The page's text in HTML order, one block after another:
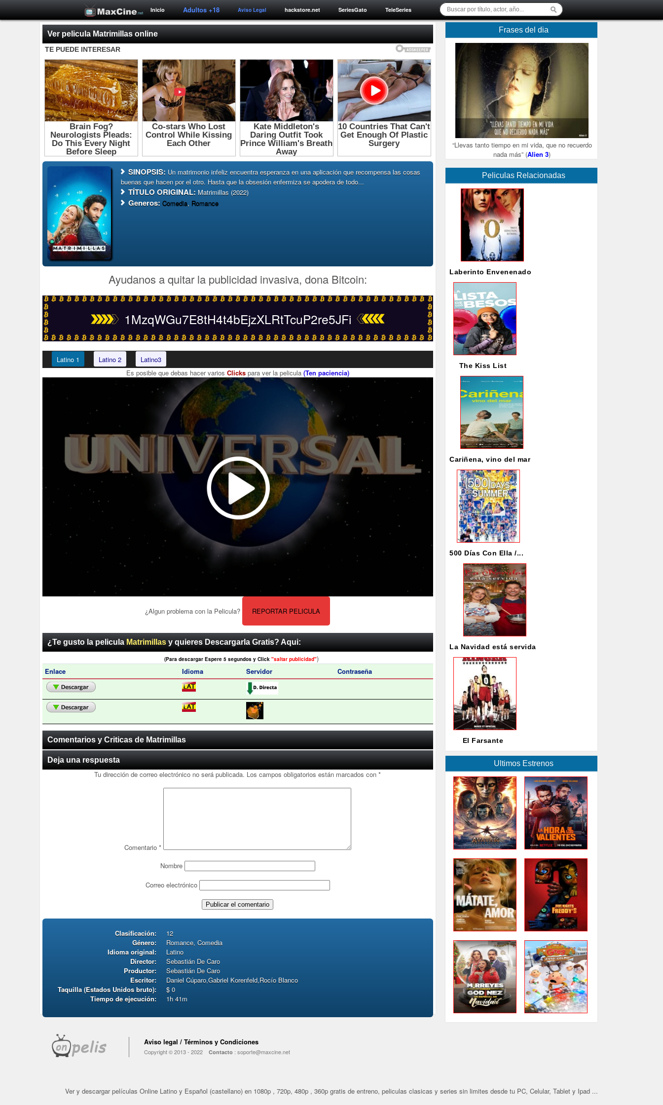
Inicio Adultos +18 Aviso Legal hackstore.net SeriesGato TeleSeries
Ver pelicula Matrimillas online
SINOPSIS: Un matrimonio infeliz encuentra esperanza en una aplicación que recompensa las cosas
buenas que hacen por el otro. Hasta que la obsesión enfermiza se apodera de todo...
TÍTULO ORIGINAL: Matrimillas (2022)
Generos: Comedia, Romance
Ayudanos a quitar la publicidad invasiva, dona Bitcoin:
1MzqWGu7E8tH4t4bEjzXLRtTcuP2re5JFi
Latino 1 Latino 2
Latino3
Es posible que debas hacer varios Clickspara ver la pelicula (Ten paciencia)
¿Algun problema con la Pelicula? REPORTAR PELICULA
¿Te gusto la pelicula Matrimillasy quieres Descargarla Gratis? Aqui:
(Para descargar Espere 5 segundos y Click "saltar publicidad")
Enlace
Idioma Servidor Contraseña
Comentarios y Criticas de Matrimillas
Deja una respuesta
Tu dirección de correo electrónico no será publicada. Los campos obligatorios están marcados con*
Comentario *
Nombre
Correo electrónico
Clasificación:
12
Género:
Romance, Comedia
Idioma original:
Latino
Director:
Sebastián De Caro
Productor:
Sebastián De Caro
Escritor:
Daniel Cúparo,Gabriel Korenfeld,Rocío Blanco
Taquilla (Estados Unidos bruto):
$ 0
Tiempo de ejecución:
1h 41m
Frases del dia
“Llevas tanto tiempo en mi vida, que no recuerdo
nada más” (Alien 3)
Peliculas Relacionadas
Laberinto Envenenado
The Kiss List
Cariñena, vino del mar
500 Días Con Ella /...
La Navidad está servida
El Farsante
Ultimos Estrenos
Aviso legal / Términos y Condiciones
Copyright © 2013 - 2022 Contacto : soporte@maxcine.net
Ver y descargar películas Online Latino y Español (castellano) en 1080p , 720p, 480p , 360p gratis de entreno, peliculas clasicas y series sin limites desde tu PC, Celular, Tablet y Ipad ...